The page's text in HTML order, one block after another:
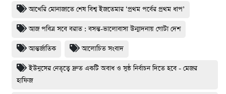
আখেরি মোনাজাতে শেষ বিশ্ব ইজতেমার ‘প্রথম পর্বের প্রথম ধাপ’
আজ পবিত্র সবে বরাত : বসন্ত-ভালোবাসা উন্মাদনায় গোটা দেশ
আন্তর্জাতিক আলোচিত সংবাদ
ইউনুসের নেতৃত্বে দ্রুত একটি অবাধ ও সুষ্ঠ নির্বাচন দিতে হবে - মেজর
হাফিজ